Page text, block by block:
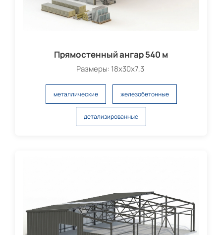
Прямостенный ангар 540 м
Размеры: 18х30х7,3
металлические железобетонные
детализированные